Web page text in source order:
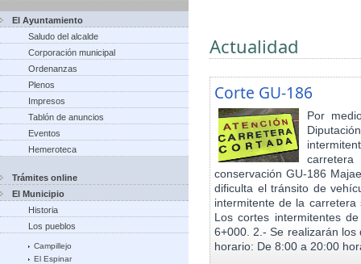
El Ayuntamiento
Saludo del alcalde
Corporación municipal
Ordenanzas
Plenos
Impresos
Tablón de anuncios
Eventos
Hemeroteca
Trámites online
El Municipio
Historia
Los pueblos
Campillejo
El Espinar
Actualidad
Corte GU-186
Por
conservación GU-186
dificulta el tránsito de
intermitente de la
Los cortes intermitentes
6+000. 2.- Se realizarán
horario: De 8:00 a 20:00